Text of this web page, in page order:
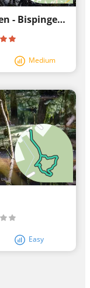
Niederhaverbeck - Schneverdingen - Bispingen (21 km) "Variant of Stage 5"
Medium
Easy